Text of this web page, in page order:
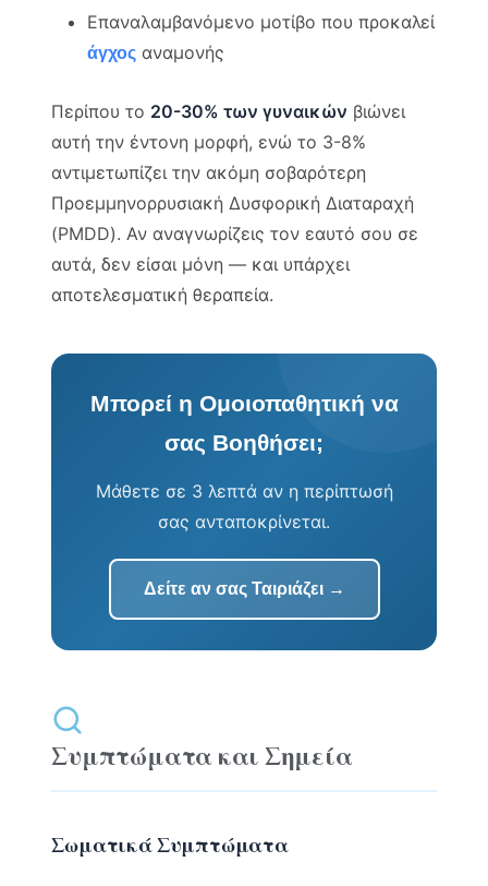
Επαναλαμβανόμενο μοτίβο που προκαλεί
άγχος αναμονής
Περίπου το 20-30% των γυναικών βιώνει
αυτή την έντονη μορφή, ενώ το 3-8%
αντιμετωπίζει την ακόμη σοβαρότερη
Προεμμηνορρυσιακή Δυσφορική Διαταραχή
(PMDD). Αν αναγνωρίζεις τον εαυτό σου σε
αυτά, δεν είσαι μόνη — και υπάρχει
αποτελεσματική θεραπεία.
Μπορεί η Ομοιοπαθητική να
σας Βοηθήσει;
Μάθετε σε 3 λεπτά αν η περίπτωσή
σας ανταποκρίνεται.
Δείτε αν σας Ταιριάζει →
Συμπτώματα και Σημεία
Σωματικά Συμπτώματα